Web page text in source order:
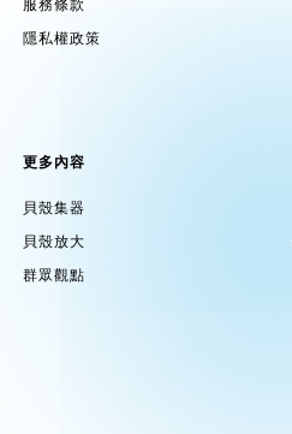
服務條款
隱私權政策
更多內容
貝殼集器
貝殼放大
群眾觀點